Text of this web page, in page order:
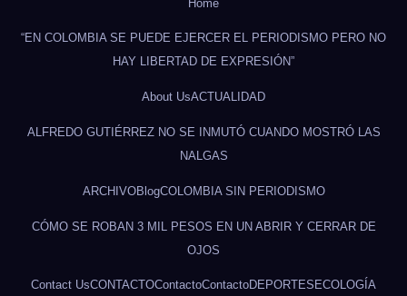
Home
“EN COLOMBIA SE PUEDE EJERCER EL PERIODISMO PERO NO
HAY LIBERTAD DE EXPRESIÓN”
About UsACTUALIDAD
ALFREDO GUTIÉRREZ NO SE INMUTÓ CUANDO MOSTRÓ LAS
NALGAS
ARCHIVOBlogCOLOMBIA SIN PERIODISMO
CÓMO SE ROBAN 3 MIL PESOS EN UN ABRIR Y CERRAR DE
OJOS
Contact UsCONTACTOContactoContactoDEPORTES ECOLOGÍA